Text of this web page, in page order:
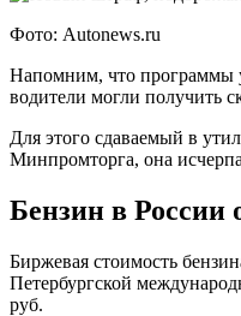
Фото: Autonews.ru
Напомним, что программы
водители могли получить
Для этого сдаваемый в
Минпромторга, она
Бензин в России
Биржевая стоимость
Петербургской
руб.